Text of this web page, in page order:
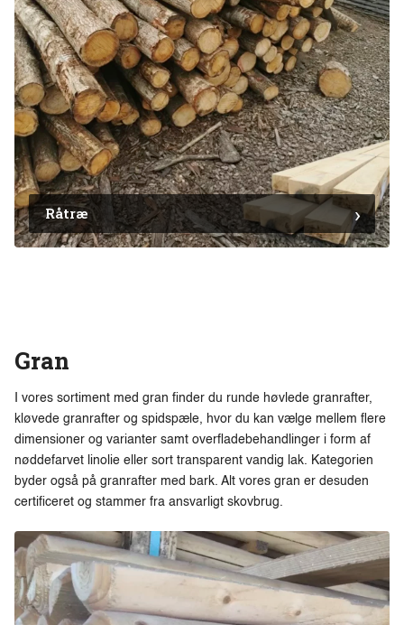
Råtræ
Gran
I vores sortiment med gran finder du runde høvlede granrafter,
kløvede granrafter og spidspæle, hvor du kan vælge mellem flere
dimensioner og varianter samt overfladebehandlinger i form af
nøddefarvet linolie eller sort transparent vandig lak. Kategorien
byder også på granrafter med bark. Alt vores gran er desuden
certificeret og stammer fra ansvarligt skovbrug.